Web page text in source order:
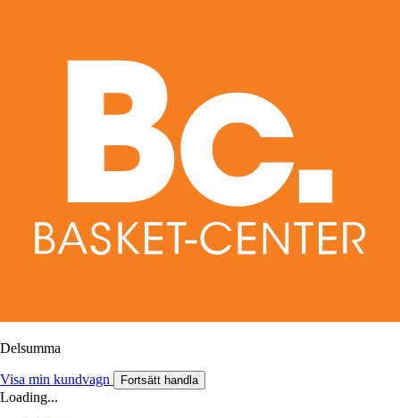
Delsumma
Visa min kundvagn Fortsätt handla
Loading...